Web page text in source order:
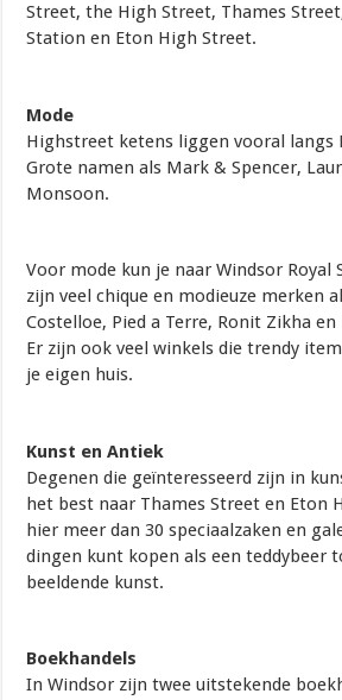
Street, the High Street, Thames
Station en Eton High Street.
Mode
Highstreet ketens liggen vooral langs
Grote namen als Mark & Spencer,
Monsoon.
Voor mode kun je naar Windsor Royal
zijn veel chique en modieuze merken
Costelloe, Pied a Terre, Ronit Zikha
Er zijn ook veel winkels die trendy
je eigen huis.
Kunst en Antiek
Degenen die geïnteresseerd zijn in
het best naar Thames Street en Eton
hier meer dan 30 speciaalzaken en
dingen kunt kopen als een teddybeer
beeldende kunst.
Boekhandels
In Windsor zijn twee uitstekende